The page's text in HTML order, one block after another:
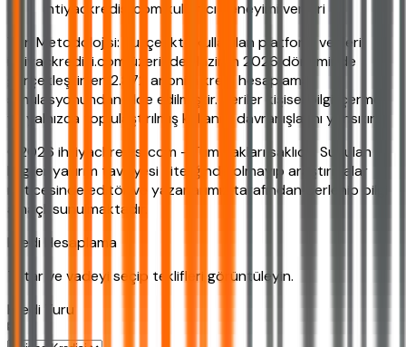
ihtiyackredisi.com kullanıcı deneyimi verileri
Veri Metodolojisi: Bu içerikte kullanılan platform verileri,
ihtiyackredisi.com üzerinde Haziran 2026 döneminde
gerçekleştirilen 2.872 anonim kredi hesaplama
simülasyonundan elde edilmiştir. Veriler kişisel bilgi içermez
ve yalnızca toplulaştırılmış kullanıcı davranışlarını yansıtır.
©2026 ihtiyackredisi.com - Tüm hakları saklıdır. Sunulan
bilgiler yatırım tavsiyesi niteliğinde olmayıp araştırmalar
neticesinde editör ve yazarlarımız tarafından derlenip bilgi
amaçlı sunulmaktadır.
Kredi Hesaplama
Tutar ve vadeyi seçip teklifleri görüntüleyin.
Kredi Turu